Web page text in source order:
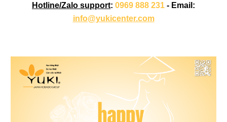
Hotline/Zalo support: 0969 888 231 - Email:
info@yukicenter.com